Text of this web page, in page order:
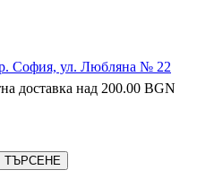
София, ул. Любляна № 22
доставка над 200.00 BGN
ТЪРСЕНЕ